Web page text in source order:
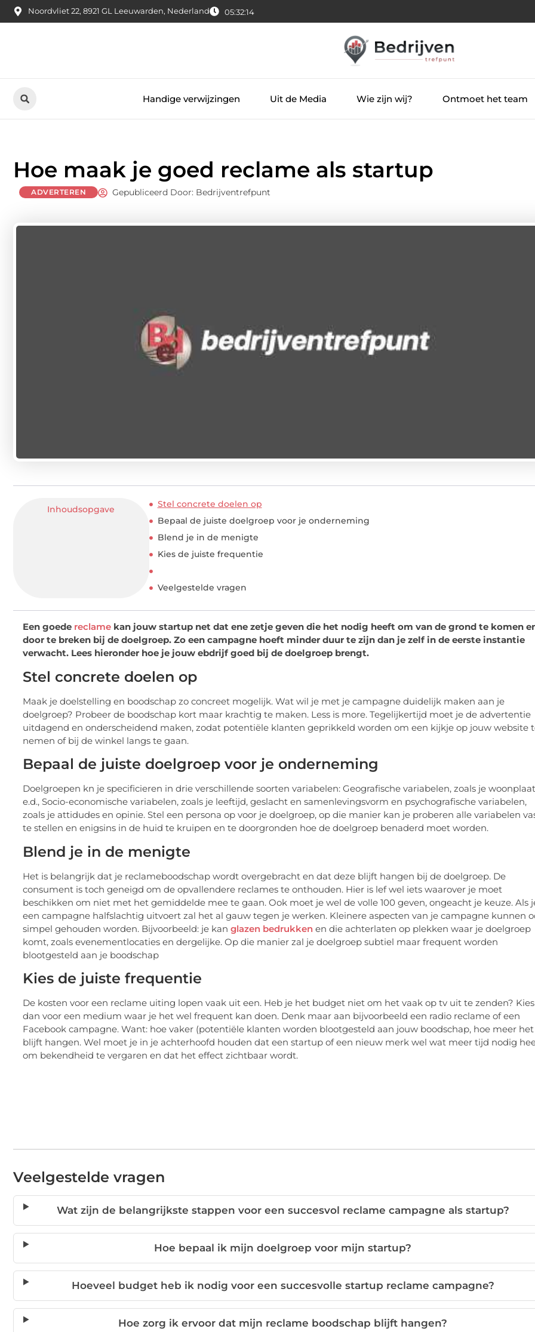
Noordvliet 22, 8921 GL Leeuwarden, Nederland 05:32:15
Handige verwijzingen Uit de Media Wie zijn wij? Ontmoet het team
Hoe maak je goed reclame als startup
ADVERTEREN Gepubliceerd Door: Bedrijventrefpunt
Inhoudsopgave
Stel concrete doelen op
Bepaal de juiste doelgroep voor je onderneming
Blend je in de menigte
Kies de juiste frequentie
Veelgestelde vragen
Een goede reclame kan jouw startup net dat ene zetje geven die het nodig heeft om van de grond te komen
door te breken bij de doelgroep. Zo een campagne hoeft minder duur te zijn dan je zelf in de eerste instantie
verwacht. Lees hieronder hoe je jouw ebdrijf goed bij de doelgroep brengt.
Stel concrete doelen op
Maak je doelstelling en boodschap zo concreet mogelijk. Wat wil je met je campagne duidelijk maken aan je
doelgroep? Probeer de boodschap kort maar krachtig te maken. Less is more. Tegelijkertijd moet je de advertentie
uitdagend en onderscheidend maken, zodat potentiële klanten geprikkeld worden om een kijkje op jouw website
nemen of bij de winkel langs te gaan.
Bepaal de juiste doelgroep voor je onderneming
Doelgroepen kn je specificieren in drie verschillende soorten variabelen: Geografische variabelen, zoals je
e.d., Socio-economische variabelen, zoals je leeftijd, geslacht en samenlevingsvorm en psychografische variabelen,
zoals je attidudes en opinie. Stel een persona op voor je doelgroep, op die manier kan je proberen alle variabelen
te stellen en enigsins in de huid te kruipen en te doorgronden hoe de doelgroep benaderd moet worden.
Blend je in de menigte
Het is belangrijk dat je reclameboodschap wordt overgebracht en dat deze blijft hangen bij de doelgroep. De
consument is toch geneigd om de opvallendere reclames te onthouden. Hier is lef wel iets waarover je moet
beschikken om niet met het gemiddelde mee te gaan. Ook moet je wel de volle 100 geven, ongeacht je keuze. Als
een campagne halfslachtig uitvoert zal het al gauw tegen je werken. Kleinere aspecten van je campagne kunnen
simpel gehouden worden. Bijvoorbeeld: je kan glazen bedrukken en die achterlaten op plekken waar je doelgroep
komt, zoals evenementlocaties en dergelijke. Op die manier zal je doelgroep subtiel maar frequent worden
blootgesteld aan je boodschap
Kies de juiste frequentie
De kosten voor een reclame uiting lopen vaak uit een. Heb je het budget niet om het vaak op tv uit te zenden? Kies
dan voor een medium waar je het wel frequent kan doen. Denk maar aan bijvoorbeeld een radio reclame of een
Facebook campagne. Want: hoe vaker (potentiële klanten worden blootgesteld aan jouw boodschap, hoe meer het
blijft hangen. Wel moet je in je achterhoofd houden dat een startup of een nieuw merk wel wat meer tijd nodig
om bekendheid te vergaren en dat het effect zichtbaar wordt.
Veelgestelde vragen
Wat zijn de belangrijkste stappen voor een succesvol reclame campagne als startup?
Hoe bepaal ik mijn doelgroep voor mijn startup?
Hoeveel budget heb ik nodig voor een succesvolle startup reclame campagne?
Hoe zorg ik ervoor dat mijn reclame boodschap blijft hangen?